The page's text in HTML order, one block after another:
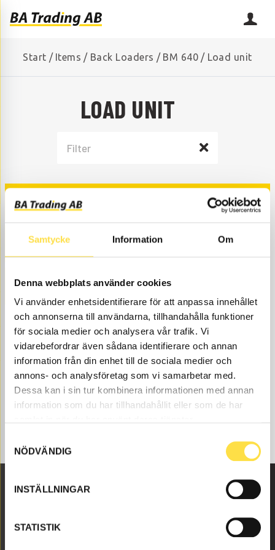
Samtycke Information Om
Denna webbplats använder cookies
Vi använder enhetsidentifierare för att anpassa innehållet
och annonserna till användarna, tillhandahålla funktioner
för sociala medier och analysera vår trafik. Vi
vidarebefordrar även sådana identifierare och annan
information från din enhet till de sociala medier och
annons- och analysföretag som vi samarbetar med.
Dessa kan i sin tur kombinera informationen med annan
information som du har tillhandahållit eller som de har
NÖDVÄNDIG
INSTÄLLNINGAR
STATISTIK
Start / Items / Back Loaders / BM 640 / Load unit
LOAD UNIT
SHIMS
SHIMS EXCAVATOR
PINS AND BUSHINGS